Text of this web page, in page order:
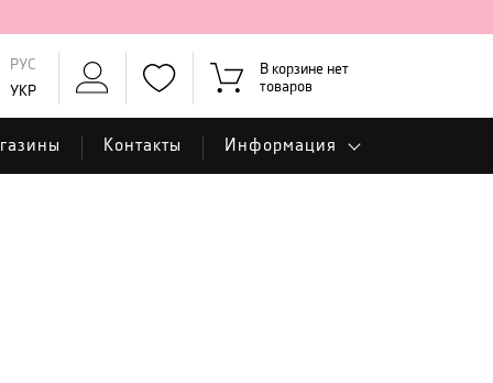
РУС
УКР
В корзине нет
товаров
Контакты Информация